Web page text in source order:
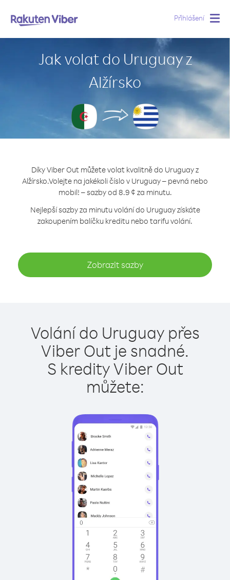
Přihlášení
Jak volat do Uruguay z
Alžírsko
Díky Viber Out můžete volat kvalitně do Uruguay z
Alžírsko.Volejte na jakékoli číslo v Uruguay – pevná nebo
mobil! – sazby od 8.9 ¢ za minutu.
Nejlepší sazby za minutu volání do Uruguay získáte
zakoupením balíčku kreditu nebo tarifu volání.
Zobrazit sazby
Volání do Uruguay přes
Viber Out je snadné.
S kredity Viber Out
můžete: